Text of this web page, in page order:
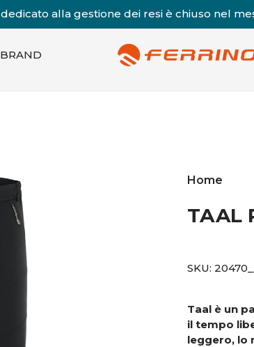
dedicato alla gestione dei resi è chiuso nel
BRAND
Home
TAAL
SKU:
Taal è un
il tempo
leggero, lo